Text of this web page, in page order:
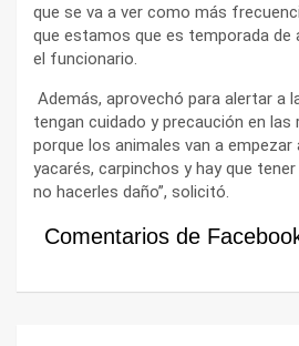
que se va a ver como más
que estamos que es temporada de
el funcionario.
Además, aprovechó para alertar a
tengan cuidado y precaución en las
porque los animales van a empezar
yacarés, carpinchos y hay que
no hacerles daño”, solicitó.
Comentarios de